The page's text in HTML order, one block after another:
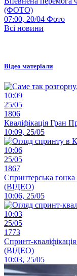
(ФОТО)
07:00, 20/04 Фото
Всі новини
Відео матеріали
10:09
25/05
1806
Кваліфікація Гран
10:09, 25/05
10:06
25/05
1867
Спринтерська
(ВІДЕО)
10:06, 25/05
10:03
25/05
1773
Спринт-
(ВІДЕО)
10:03, 25/05